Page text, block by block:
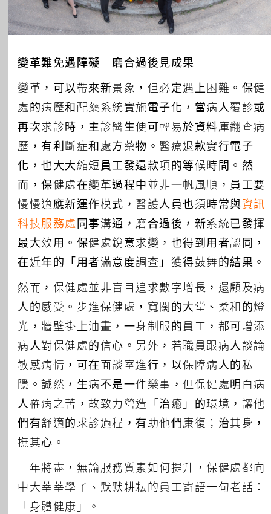
變革難免遇障礙 磨合過後見成果
變革，可以帶來新景象，但必定遇上困難。保健
處的病歷和配藥系統實施電子化，當病人覆診或
再次求診時，主診醫生便可輕易於資料庫翻查病
歷，有利斷症和處方藥物。醫療退款實行電子
化，也大大縮短員工發還款項的等候時間。然
而，保健處在變革過程中並非一帆風順，員工要
慢慢適應新運作模式，醫護人員也須時常與資訊
科技服務處 同事溝通，磨合過後，新系統已發揮
最大效用。保健處銳意求變，也得到用者認同，
在近年的「用者滿意度調查」獲得鼓舞的結果。
然而，保健處並非盲目追求數字增長，還顧及病
人的感受。步進保健處，寬闊的大堂、柔和的燈
光，牆壁掛上油畫，一身制服的員工，都可增添
病人對保健處的信心。另外，若職員跟病人談論
敏感病情，可在面談室進行，以保障病人的私
隱。誠然，生病不是一件樂事，但保健處明白病
人罹病之苦，故致力營造「治癒」的環境，讓他
們有舒適的求診過程，有助他們康復；治其身，
撫其心。
一年將盡，無論服務質素如何提升，保健處都向
中大莘莘學子、默默耕耘的員工寄語一句老話：
「身體健康」。